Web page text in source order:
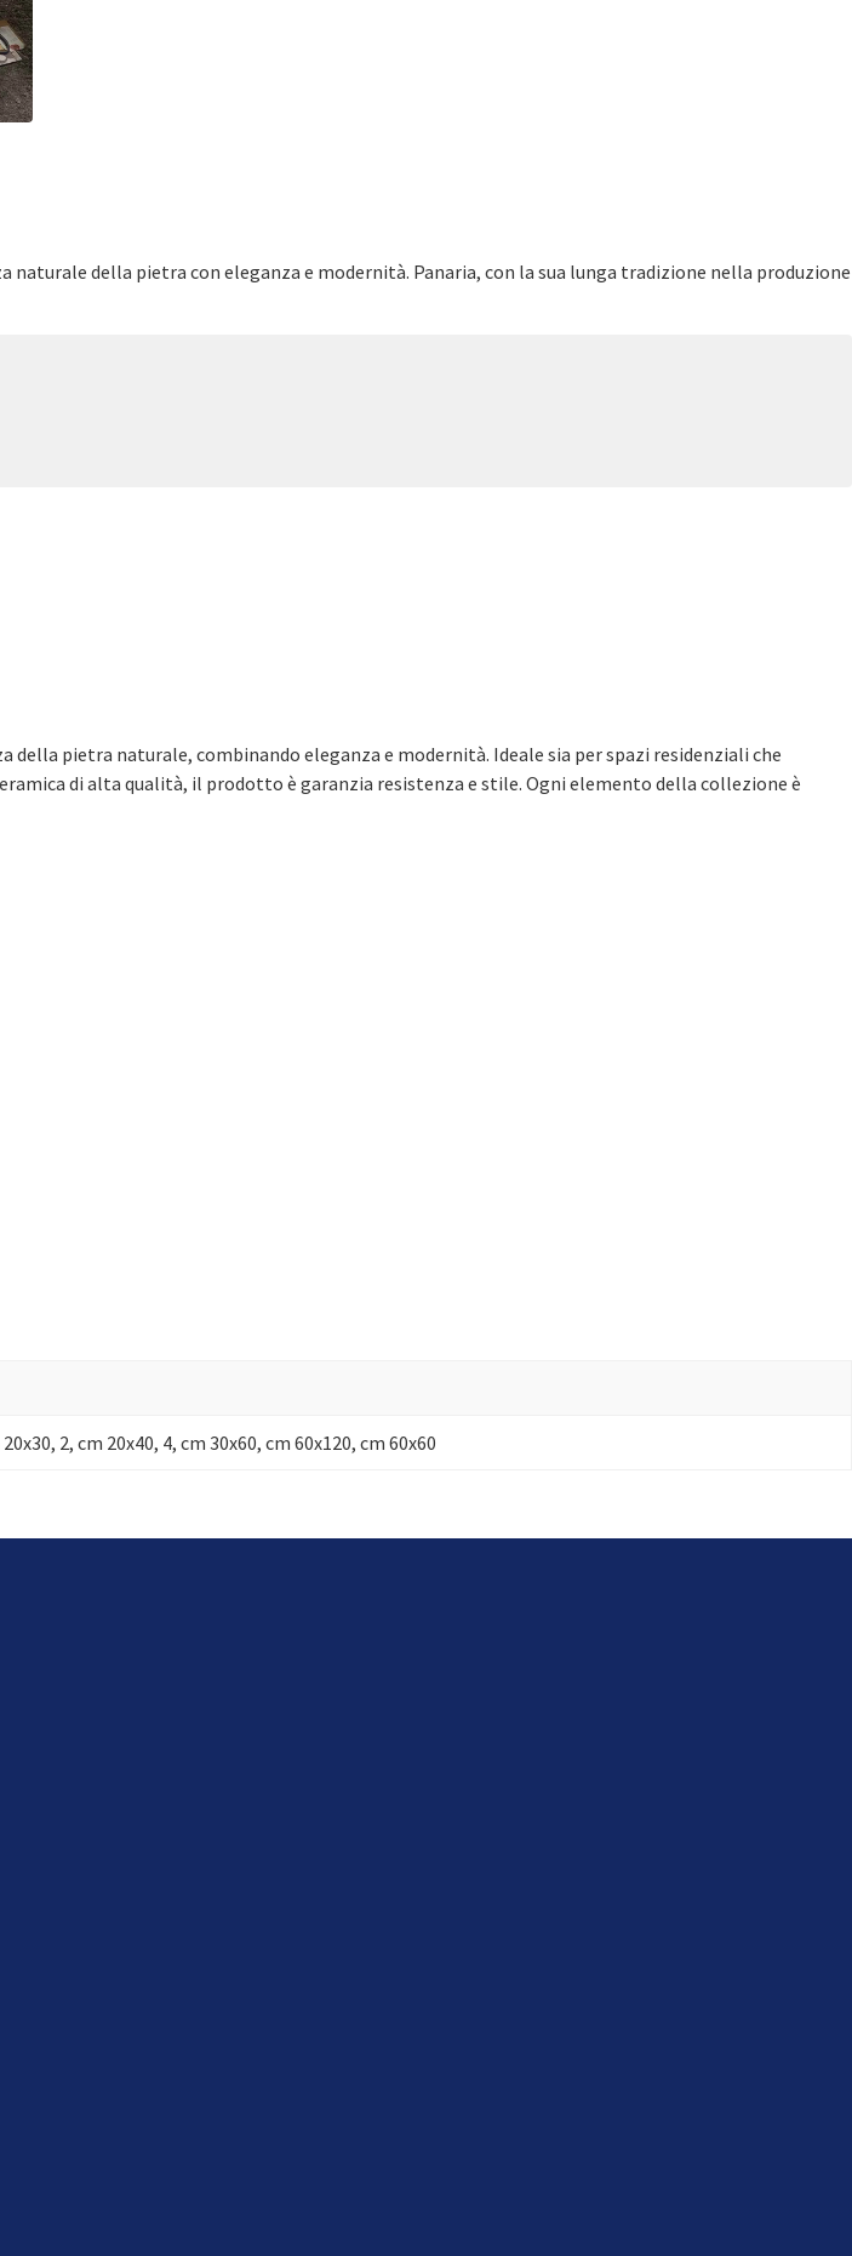
naturale della pietra con eleganza e modernità. Panaria, con la sua lunga tradizione nella produzione
pietra naturale, combinando eleganza e modernità. Ideale sia per spazi residenziali che
di alta qualità, il prodotto è garanzia resistenza e stile. Ogni elemento della collezione è
2, cm 20x40, 4, cm 30x60, cm 60x120, cm 60x60